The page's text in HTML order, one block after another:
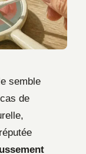
semble
de